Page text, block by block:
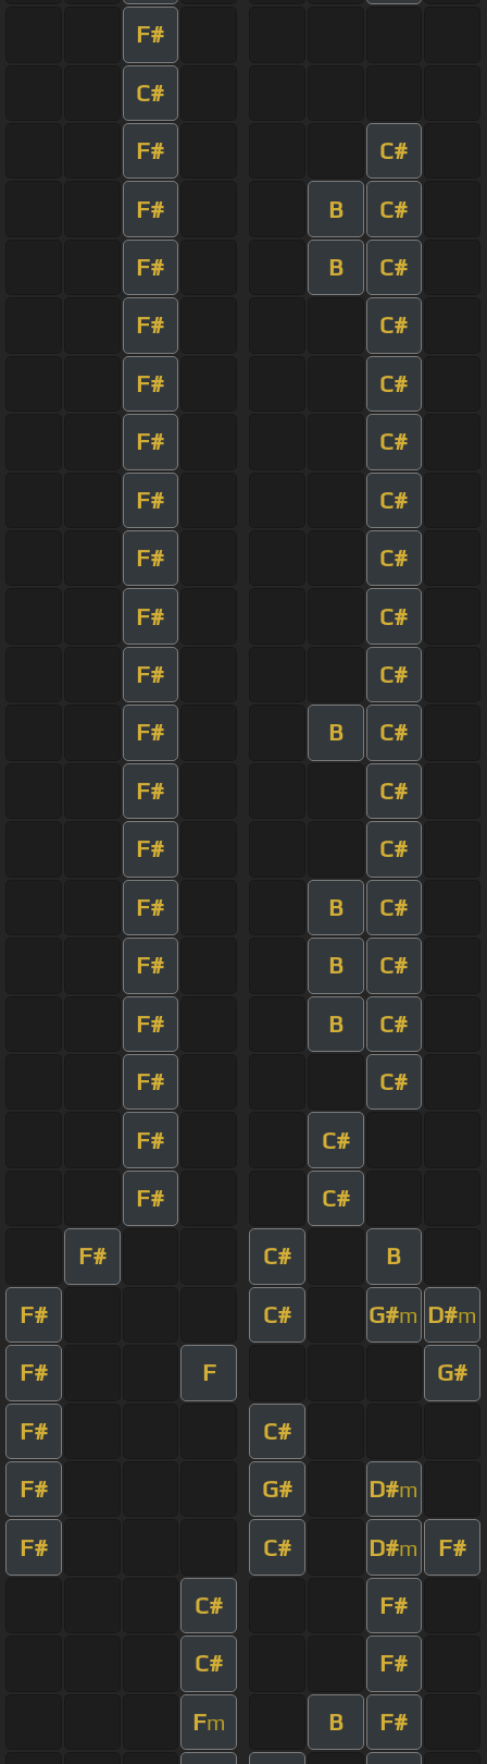
F#
C#
F# C#
F# B C#
F# B C#
F# C#
F# C#
F# C#
F# C#
F# C#
F# C#
F# C#
F# B C#
F# C#
F# C#
F# B C#
F# B C#
F# B C#
F# C#
F# C#
F# C#
F# C# B
F# C# G#m D#m
F# F G#
F# C#
F# G# D#m
F# C# D#m F#
C# F#
C# F#
Fm B F#